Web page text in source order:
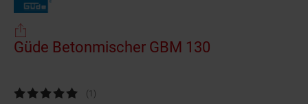
Güde Betonmischer GBM 130
Kundenbewertung: 5 von 5 Sternen
(1 Kundenbewertungen
)